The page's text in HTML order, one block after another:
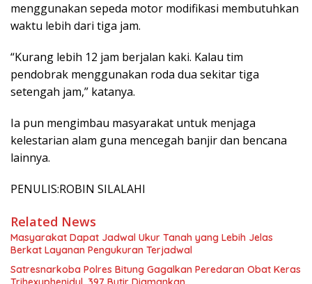
menggunakan sepeda motor modifikasi membutuhkan
waktu lebih dari tiga jam.
“Kurang lebih 12 jam berjalan kaki. Kalau tim
pendobrak menggunakan roda dua sekitar tiga
setengah jam,” katanya.
Ia pun mengimbau masyarakat untuk menjaga
kelestarian alam guna mencegah banjir dan bencana
lainnya.
PENULIS:ROBIN SILALAHI
Related News
Masyarakat Dapat Jadwal Ukur Tanah yang Lebih Jelas
Berkat Layanan Pengukuran Terjadwal
Satresnarkoba Polres Bitung Gagalkan Peredaran Obat Keras